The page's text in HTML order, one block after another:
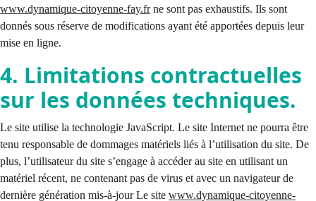
www.dynamique-citoyenne-fay.frne sont pas exhaustifs. Ils sont
donnés sous réserve de modifications ayant été apportées depuis leur
mise en ligne.
4. Limitations contractuelles
sur les données techniques.
Le site utilise la technologie JavaScript. Le site Internet ne pourra être
tenu responsable de dommages matériels liés à l’utilisation du site. De
plus, l’utilisateur du site s’engage à accéder au site en utilisant un
matériel récent, ne contenant pas de virus et avec un navigateur de
dernière génération mis-à-jour Le site www.dynamique-citoyenne-